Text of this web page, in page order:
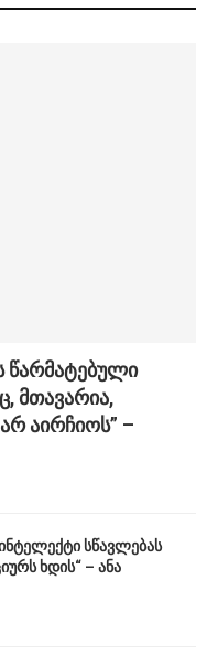
წარმატებული
მთავარია,
აირჩიოს” –
სწავლებას
ხდის“ – ანა